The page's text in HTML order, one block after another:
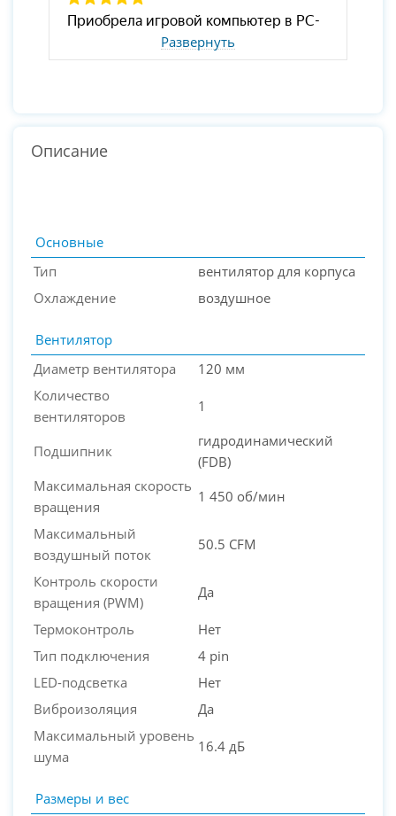
PC-Arena на карте Москвы — Яндекс Карты
Развернуть
Описание
Основные
Тип
вентилятор для корпуса
Охлаждение
воздушное
Вентилятор
Диаметр вентилятора
120 мм
Количество
вентиляторов
1
Подшипник
гидродинамический
(FDB)
Максимальная скорость
вращения
1 450 об/мин
Максимальный
воздушный поток
50.5 CFM
Контроль скорости
вращения (PWM)
Да
Термоконтроль
Нет
Тип подключения
4 pin
LED-подсветка
Нет
Виброизоляция
Да
Максимальный уровень
шума
16.4 дБ
Размеры и вес